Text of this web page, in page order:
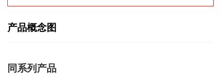
产品概念图
同系列产品